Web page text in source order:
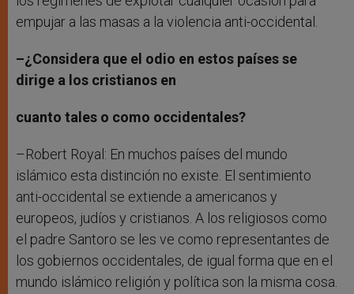
empujar a las masas a la violencia anti-occidental.
–¿Considera que el odio en estos países se
dirige a los cristianos en
cuanto tales o como occidentales?
–Robert Royal: En muchos países del mundo
islámico esta distinción no existe. El sentimiento
anti-occidental se extiende a americanos y
europeos, judíos y cristianos. A los religiosos como
el padre Santoro se les ve como representantes de
los gobiernos occidentales, de igual forma que en el
mundo islámico religión y política son la misma cosa.